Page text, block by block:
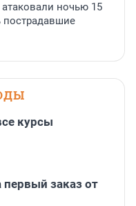
ночью 15
пострадавшие
курсы
заказ от